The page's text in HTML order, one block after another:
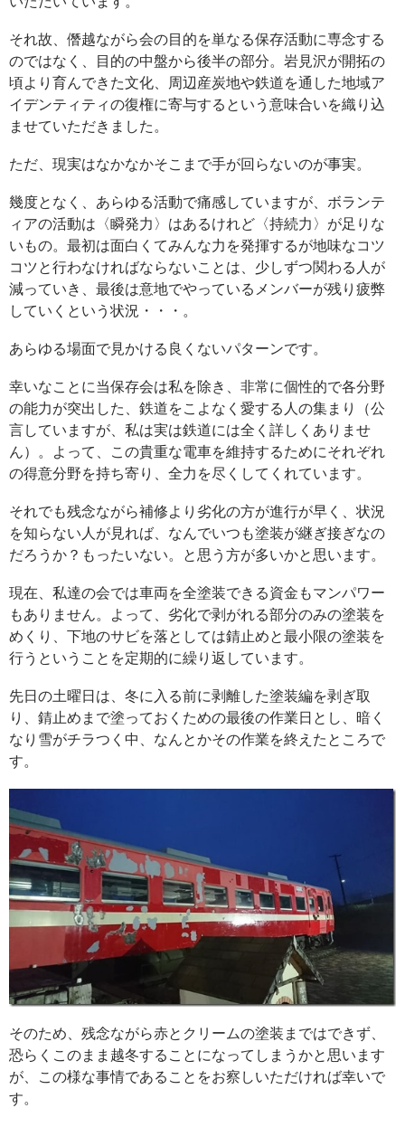
それ故、僭越ながら会の目的を単なる保存活動に専念する
のではなく、目的の中盤から後半の部分。岩見沢が開拓の
頃より育んできた文化、周辺産炭地や鉄道を通した地域ア
イデンティティの復権に寄与するという意味合いを織り込
ませていただきました。
ただ、現実はなかなかそこまで手が回らないのが事実。
幾度となく、あらゆる活動で痛感していますが、ボランテ
ィアの活動は〈瞬発力〉はあるけれど〈持続力〉が足りな
いもの。最初は面白くてみんな力を発揮するが地味なコツ
コツと行わなければならないことは、少しずつ関わる人が
減っていき、最後は意地でやっているメンバーが残り疲弊
していくという状況・・・。
あらゆる場面で見かける良くないパターンです。
幸いなことに当保存会は私を除き、非常に個性的で各分野
の能力が突出した、鉄道をこよなく愛する人の集まり（公
言していますが、私は実は鉄道には全く詳しくありませ
ん）。よって、この貴重な電車を維持するためにそれぞれ
の得意分野を持ち寄り、全力を尽くしてくれています。
それでも残念ながら補修より劣化の方が進行が早く、状況
を知らない人が見れば、なんでいつも塗装が継ぎ接ぎなの
だろうか？もったいない。と思う方が多いかと思います。
現在、私達の会では車両を全塗装できる資金もマンパワー
もありません。よって、劣化で剥がれる部分のみの塗装を
めくり、下地のサビを落としては錆止めと最小限の塗装を
行うということを定期的に繰り返しています。
先日の土曜日は、冬に入る前に剥離した塗装編を剥ぎ取
り、錆止めまで塗っておくための最後の作業日とし、暗く
なり雪がチラつく中、なんとかその作業を終えたところで
す。
そのため、残念ながら赤とクリームの塗装まではできず、
恐らくこのまま越冬することになってしまうかと思います
が、この様な事情であることをお察しいただければ幸いで
す。